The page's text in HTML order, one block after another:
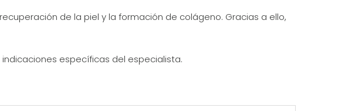
de la piel y la formación de colágeno. Gracias a ello,
específicas del especialista.